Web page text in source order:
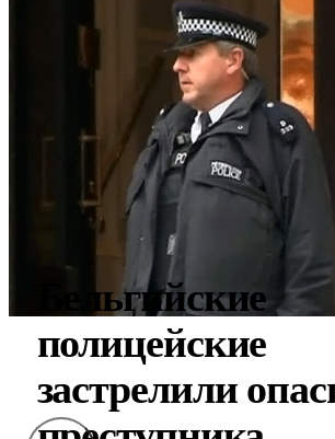
Бельгийские
полицейские
застрелили